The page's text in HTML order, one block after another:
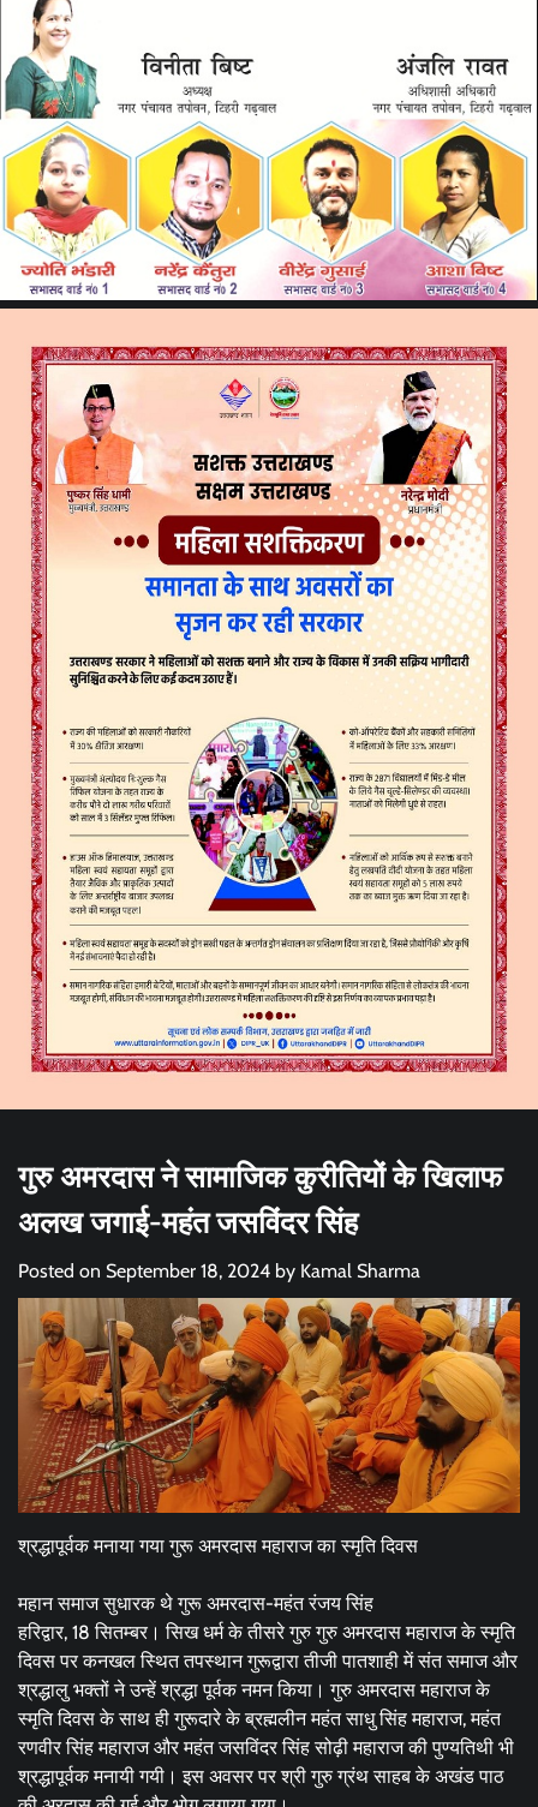
गुरु अमरदास ने सामाजिक कुरीतियों के खिलाफ
अलख जगाई-महंत जसविंदर सिंह
Posted on September 18, 2024 by Kamal Sharma
श्रद्धापूर्वक मनाया गया गुरू अमरदास महाराज का स्मृति दिवस
महान समाज सुधारक थे गुरू अमरदास-महंत रंजय सिंह
हरिद्वार, 18 सितम्बर। सिख धर्म के तीसरे गुरु गुरु अमरदास महाराज के स्मृति
दिवस पर कनखल स्थित तपस्थान गुरूद्वारा तीजी पातशाही में संत समाज और
श्रद्धालु भक्तों ने उन्हें श्रद्धा पूर्वक नमन किया। गुरु अमरदास महाराज के
स्मृति दिवस के साथ ही गुरूदारे के ब्रह्मलीन महंत साधु सिंह महाराज, महंत
रणवीर सिंह महाराज और महंत जसविंदर सिंह सोढ़ी महाराज की पुण्यतिथी भी
श्रद्धापूर्वक मनायी गयी। इस अवसर पर श्री गुरु ग्रंथ साहब के अखंड पाठ